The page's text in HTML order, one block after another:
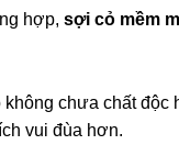
hợp, sợi cỏ mềm
không chưa chất
vui đùa hơn.